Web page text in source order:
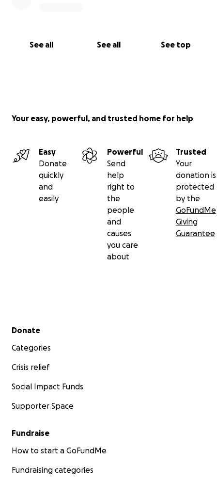
See all See all See top
Your easy, powerful, and trusted home for help
Easy
Donate
quickly
and
easily
Powerful
Send
help
right to
the
people
and
causes
you care
about
Trusted
Your
donation is
protected
by the
GoFundMe
Giving
Guarantee
Secondary menu
Donate
Categories
Crisis relief
Social Impact Funds
Supporter Space
Fundraise
How to start a GoFundMe
Fundraising categories